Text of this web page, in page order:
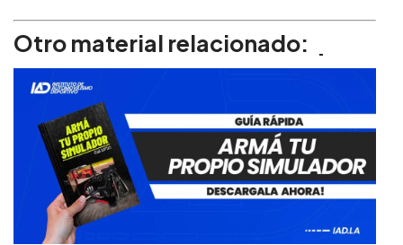
Otro material relacionado: